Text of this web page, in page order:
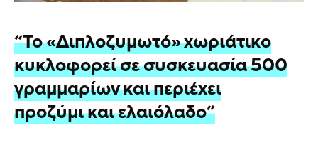
“Το «Διπλοζυμωτό» χωριάτικο
κυκλοφορεί σε συσκευασία 500
γραμμαρίων και περιέχει
προζύμι και ελαιόλαδο”